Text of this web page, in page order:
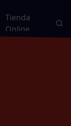
Tienda
Online